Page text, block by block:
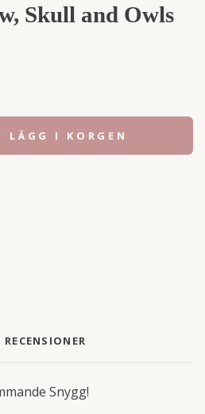
Skull and Owls
LÄGG I KORGEN
RECENSIONER
Snygg!